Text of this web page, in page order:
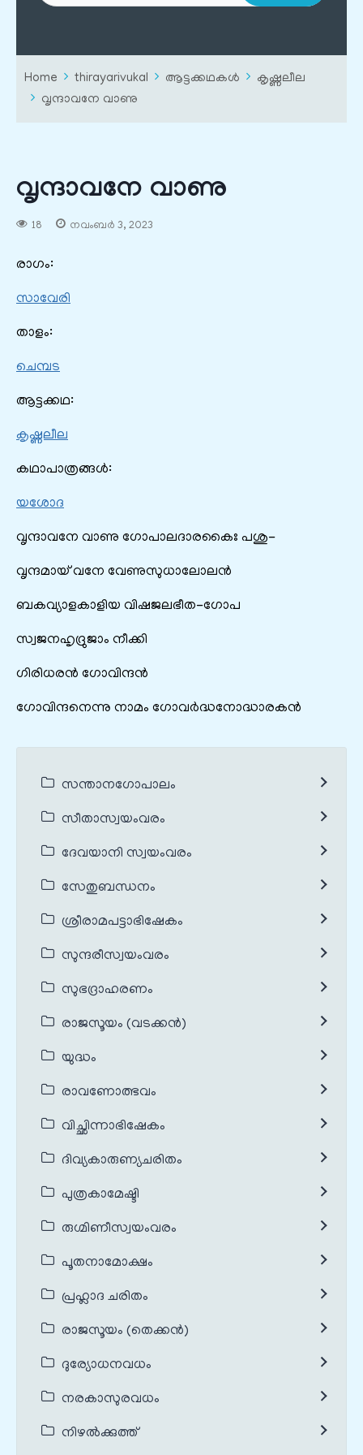
Home thirayarivukal ആട്ടക്കഥകൾ
കൃഷ്ണലീല
വൃന്ദാവനേ വാണു
വൃന്ദാവനേ വാണു
18 നവംബർ 3, 2023
രാഗം:
സാവേരി
താളം:
ചെമ്പട
ആട്ടക്കഥ:
കൃഷ്ണലീല
കഥാപാത്രങ്ങൾ:
യശോദ
വൃന്ദാവനേ വാണു ഗോപാലദാരകൈഃ പശു-
വൃന്ദമായ് വനേ വേണുസുധാലോലൻ
ബകവ്യാളകാളിയ വിഷജലഭീത-ഗോപ
സ്വജനഹൃദ്രുജാം നീക്കി
ഗിരിധരൻ ഗോവിന്ദൻ
ഗോവിന്ദനെന്നു നാമം ഗോവർദ്ധനോദ്ധാരകൻ
സന്താനഗോപാലം
സീതാസ്വയംവരം
ദേവയാനി സ്വയംവരം
സേതുബന്ധനം
ശ്രീരാമപട്ടാഭിഷേകം
സുന്ദരീസ്വയംവരം
സുഭദ്രാഹരണം
രാജസൂയം (വടക്കൻ)
യുദ്ധം
രാവണോത്ഭവം
വിച്ഛിന്നാഭിഷേകം
ദിവ്യകാരുണ്യചരിതം
പുത്രകാമേഷ്ടി
രുഗ്മിണീസ്വയംവരം
പൂതനാമോക്ഷം
പ്രഹ്ലാദ ചരിതം
രാജസൂയം (തെക്കൻ)
ദുര്യോധനവധം
നരകാസുരവധം
നിഴൽക്കുത്ത്